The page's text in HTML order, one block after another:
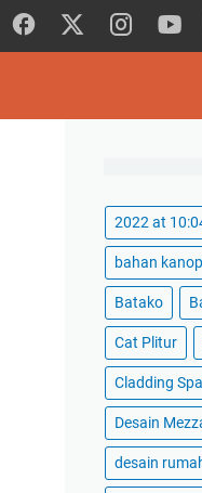
2022 at
bahan
Batako
Cat Plitur
Cladding
Desain
desain